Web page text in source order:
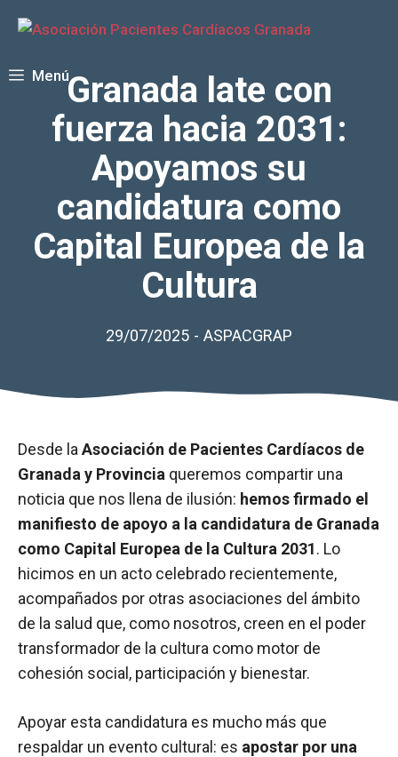
MenúGranada late con
fuerza hacia 2031:
Apoyamos su
candidatura como
Capital Europea de la
Cultura
29/07/2025 - ASPACGRAP
Desde la Asociación de Pacientes Cardíacos de
Granada y Provincia queremos compartir una
noticia que nos llena de ilusión: hemos firmado el
manifiesto de apoyo a la candidatura de Granada
como Capital Europea de la Cultura 2031. Lo
hicimos en un acto celebrado recientemente,
acompañados por otras asociaciones del ámbito
de la salud que, como nosotros, creen en el poder
transformador de la cultura como motor de
cohesión social, participación y bienestar.
Apoyar esta candidatura es mucho más que
respaldar un evento cultural: es apostar por una